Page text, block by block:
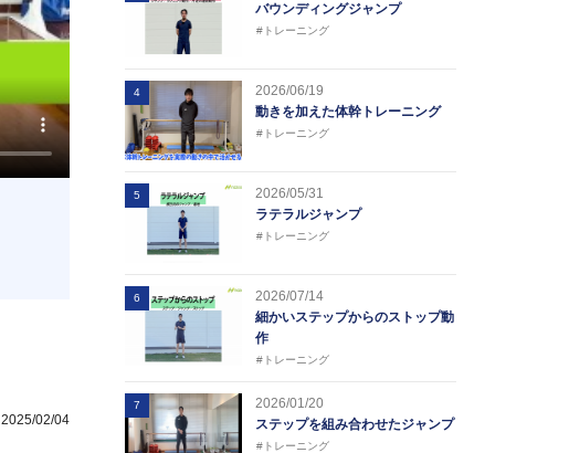
2025/02/04
バウンディングジャンプ
#トレーニング
4
2026/06/19
動きを加えた体幹トレーニング
#トレーニング
5
2026/05/31
ラテラルジャンプ
#トレーニング
6
2026/07/14
細かいステップからのストップ動
作
#トレーニング
7
2026/01/20
ステップを組み合わせたジャンプ
#トレーニング